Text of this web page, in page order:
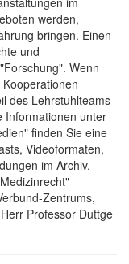
werden,
bringen. Einen
und
Wenn
des Lehrstuhlteams
Informationen unter
finden Sie eine
Videoformaten,
im Archiv.
Zentrums,
Professor Duttge